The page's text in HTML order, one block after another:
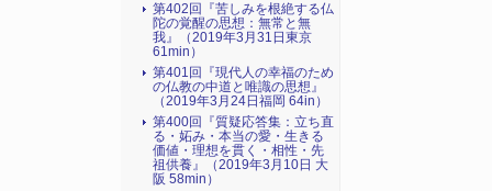
第402回『苦しみを根絶する仏
陀の覚醒の思想：無常と無
我』（2019年3月31日東京
61min）
第401回『現代人の幸福のため
の仏教の中道と唯識の思想』
（2019年3月24日福岡 64in）
第400回『質疑応答集：立ち直
る・妬み・本当の愛・生きる
価値・理想を貫く・相性・先
祖供養』（2019年3月10日 大
阪 58min）